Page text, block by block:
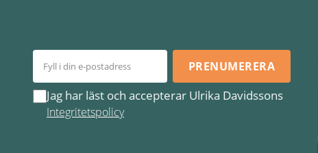
PRENUMERERA
Jag har läst och accepterar Ulrika Davidssons
Integritetspolicy